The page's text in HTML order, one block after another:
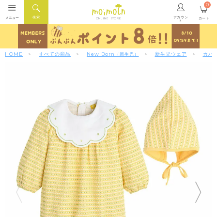
ONLINE STORE アカウン
ト
検索
メニュー カート
0
HOME すべての商品 New Born （新生児） 新生児ウェア カバ